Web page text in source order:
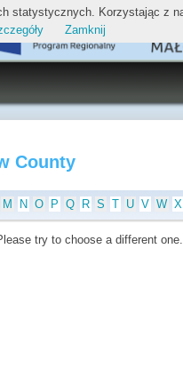
County
M N O P Q R S T U V W X
try to choose a different one.
Korzystając z
Zamknij